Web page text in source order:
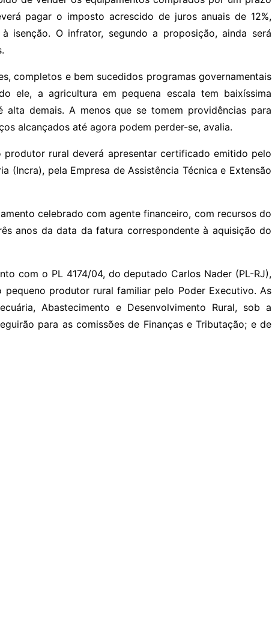
pagar o imposto acrescido de juros anuais de 12%,
isenção. O infrator, segundo a proposição, ainda será
completos e bem sucedidos programas governamentais
ele, a agricultura em pequena escala tem baixíssima
demais. A menos que se tomem providências para
alcançados até agora podem perder-se, avalia.
rural deverá apresentar certificado emitido pelo
(Incra), pela Empresa de Assistência Técnica e Extensão
celebrado com agente financeiro, com recursos do
anos da data da fatura correspondente à aquisição do
com o PL 4174/04, do deputado Carlos Nader (PL-RJ),
produtor rural familiar pelo Poder Executivo. As
Abastecimento e Desenvolvimento Rural, sob a
para as comissões de Finanças e Tributação; e de